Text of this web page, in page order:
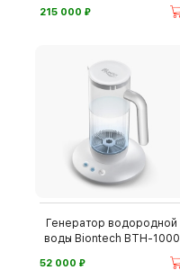
215 000 ⃏
Генератор водородной
воды Biontech BTH-1000
52 000 ⃏